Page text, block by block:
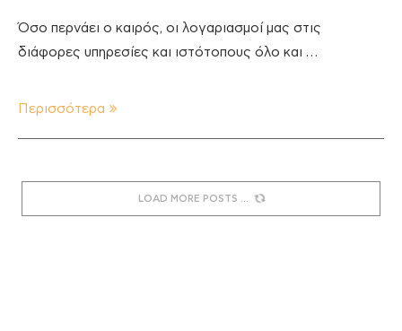
Όσο περνάει ο καιρός, οι λογαριασμοί μας στις
διάφορες υπηρεσίες και ιστότοπους όλο και …
Περισσότερα
LOAD MORE POSTS